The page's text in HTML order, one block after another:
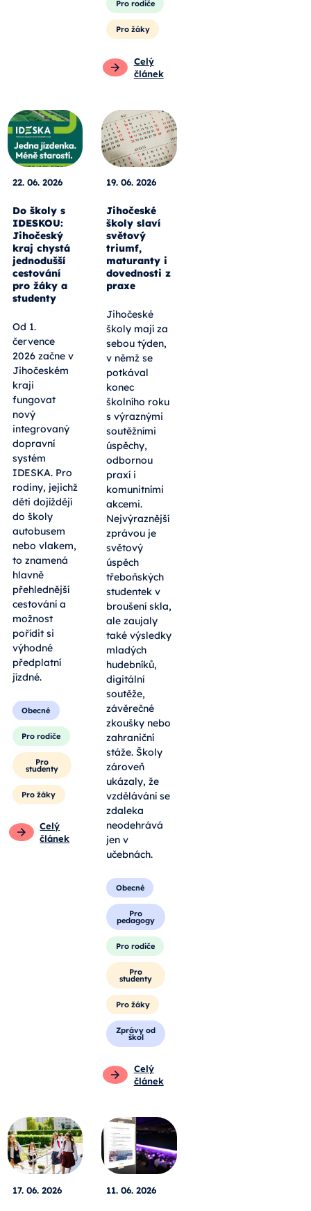
Pro rodiče
Pro žáky
Celý
článek
22. 06. 2026
Do školy s
IDESKOU:
Jihočeský
kraj chystá
jednodušší
cestování
pro žáky a
studenty
Od 1.
července
2026 začne v
Jihočeském
kraji
fungovat
nový
integrovaný
dopravní
systém
IDESKA. Pro
rodiny, jejichž
děti dojíždějí
do školy
autobusem
nebo vlakem,
to znamená
hlavně
přehlednější
cestování a
možnost
pořídit si
výhodné
předplatní
jízdné.
Obecné
Pro rodiče
Pro
studenty
Pro žáky
Celý
článek
19. 06. 2026
Jihočeské
školy slaví
světový
triumf,
maturanty i
dovednosti z
praxe
Jihočeské
školy mají za
sebou týden,
v němž se
potkával
konec
školního roku
s výraznými
soutěžními
úspěchy,
odbornou
praxí i
komunitními
akcemi.
Nejvýraznější
zprávou je
světový
úspěch
třeboňských
studentek v
broušení skla,
ale zaujaly
také výsledky
mladých
hudebníků,
digitální
soutěže,
závěrečné
zkoušky nebo
zahraniční
stáže. Školy
zároveň
ukázaly, že
vzdělávání se
zdaleka
neodehrává
jen v
učebnách.
Obecné
Pro
pedagogy
Pro rodiče
Pro
studenty
Pro žáky
Zprávy od
škol
Celý
článek
17. 06. 2026 11. 06. 2026